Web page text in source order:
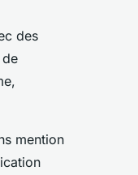
des
mention